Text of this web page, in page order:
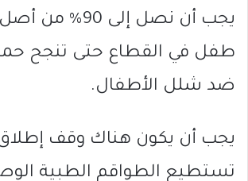
طفل في القطاع حتى تنجح
ضد شلل الأطفال.
يجب أن يكون هناك وقف إطلاق
تستطيع الطواقم الطبية